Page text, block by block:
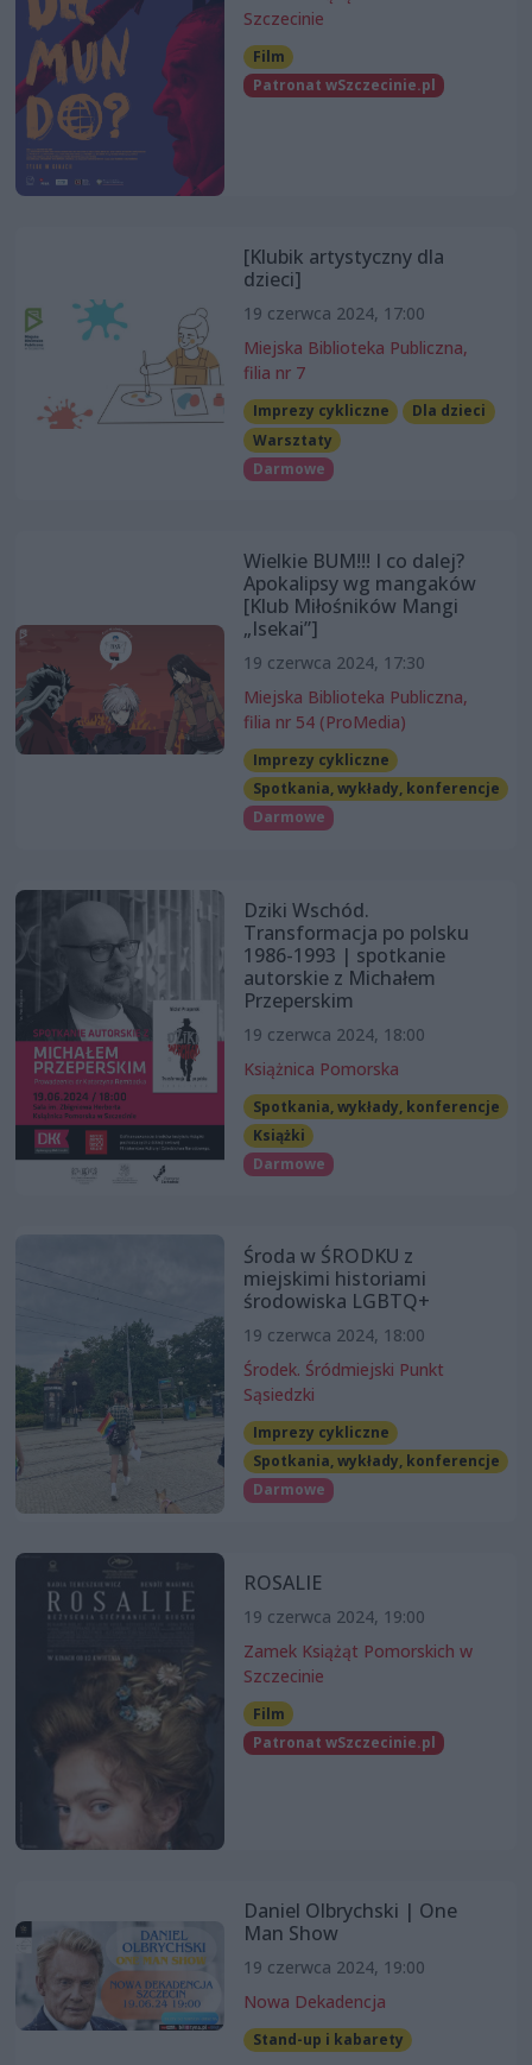
Szczecinie
Film
Patronat wSzczecinie.pl
[Klubik artystyczny dla
dzieci]
19 czerwca 2024, 17:00
Miejska Biblioteka Publiczna,
filia nr 7
Imprezy cykliczne
Dla dzieci
Warsztaty
Darmowe
Wielkie BUM!!! I co dalej?
Apokalipsy wg mangaków
[Klub Miłośników Mangi
„Isekai”]
19 czerwca 2024, 17:30
Miejska Biblioteka Publiczna,
filia nr 54 (ProMedia)
Imprezy cykliczne
Spotkania, wykłady, konferencje
Darmowe
Dziki Wschód.
Transformacja po polsku
1986-1993 | spotkanie
autorskie z Michałem
Przeperskim
19 czerwca 2024, 18:00
Książnica Pomorska
Spotkania, wykłady, konferencje
Książki
Darmowe
Środa w ŚRODKU z
miejskimi historiami
środowiska LGBTQ+
19 czerwca 2024, 18:00
Środek. Śródmiejski Punkt
Sąsiedzki
Imprezy cykliczne
Spotkania, wykłady, konferencje
Darmowe
ROSALIE
19 czerwca 2024, 19:00
Zamek Książąt Pomorskich w
Szczecinie
Film
Patronat wSzczecinie.pl
Daniel Olbrychski | One
Man Show
19 czerwca 2024, 19:00
Nowa Dekadencja
Stand-up i kabarety